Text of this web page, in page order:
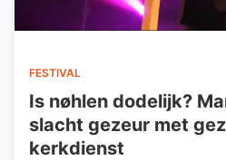
FESTIVAL
Is nøhlen dodelijk?
slacht gezeur met
kerkdienst